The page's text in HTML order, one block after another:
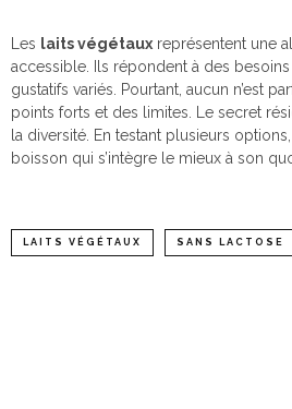
Les laits végétaux représentent une
accessible. Ils répondent à des
gustatifs variés. Pourtant, aucun n’est
points forts et des limites. Le secret
la diversité. En testant plusieurs
boisson qui s’intègre le mieux à son
LAITS VÉGÉTAUX SANS LACTOSE